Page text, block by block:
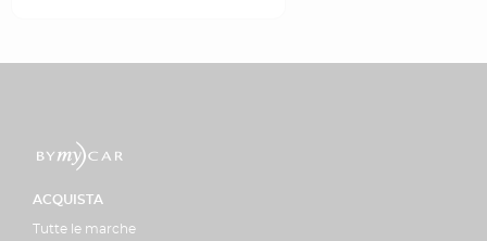
ACQUISTA
Tutte le marche